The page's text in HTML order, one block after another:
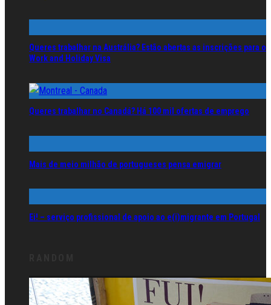
Queres trabalhar na Austrália? Estão abertas as inscrições para o
Work and Holiday Visa
Queres trabalhar no Canadá? Há 100 mil ofertas de emprego
Mais de meio milhão de portugueses pensa emigrar
Ei! – serviço profissional de apoio ao e(i)migrante em Portugal